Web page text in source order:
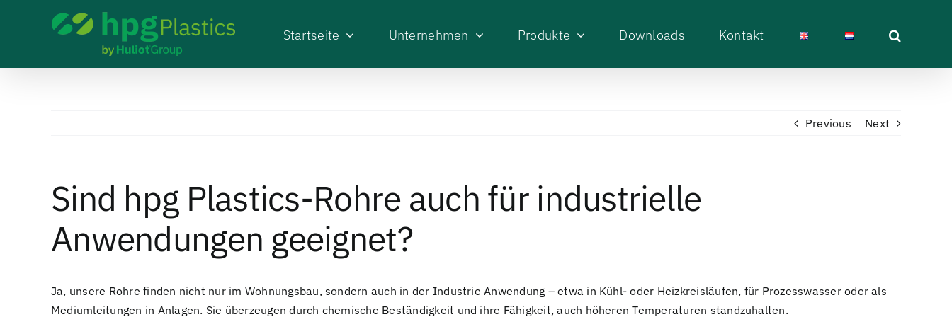
Startseite Unternehmen Produkte Downloads Kontakt
Previous Next
Sind hpg Plastics-Rohre auch für industrielle
Anwendungen geeignet?
Ja, unsere Rohre finden nicht nur im Wohnungsbau, sondern auch in der Industrie Anwendung – etwa in Kühl- oder Heizkreisläufen, für Prozesswasser oder als
Mediumleitungen in Anlagen. Sie überzeugen durch chemische Beständigkeit und ihre Fähigkeit, auch höheren Temperaturen standzuhalten.